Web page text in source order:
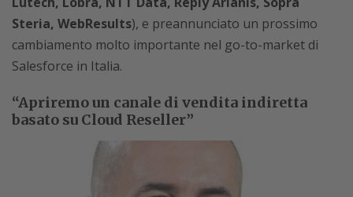
Steria, WebResults), e preannunciato un prossimo
cambiamento molto importante nel go-to-market di
Salesforce in Italia.
“Apriremo un canale di vendita indiretta
basato su Cloud Reseller”